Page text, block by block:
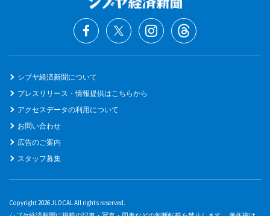
シブヤ経済新聞について
プレスリリース・情報提供はこちらから
アクセスデータの利用について
お問い合わせ
広告のご案内
スタッフ募集
Copyright 2026 JLOCAL All rights reserved.